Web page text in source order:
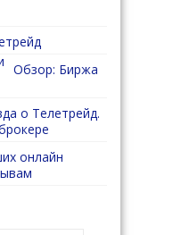
Обзор: Биржа
о Телетрейд.
онлайн